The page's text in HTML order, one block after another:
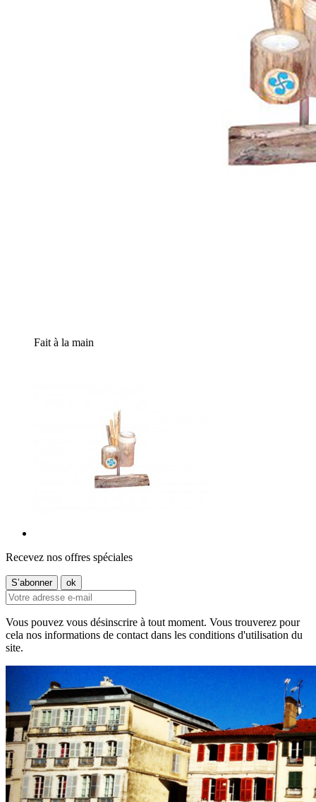
Fait à la main
Recevez nos offres spéciales
Vous pouvez vous désinscrire à tout moment. Vous trouverez pour
cela nos informations de contact dans les conditions d'utilisation du
site.